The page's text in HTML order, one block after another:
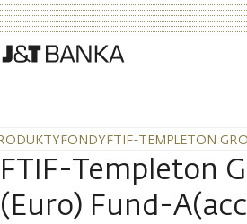
FONDYFTIF-TEMPLETON
FTIF-Templeton
(Euro) Fund-